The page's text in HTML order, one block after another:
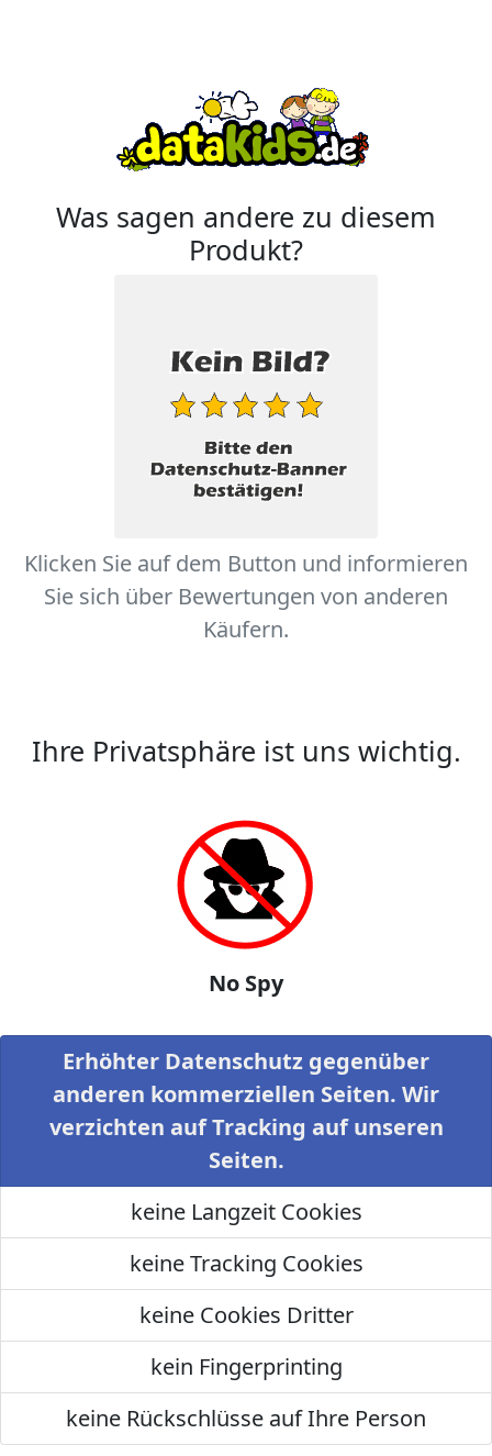
Was sagen andere zu diesem
Produkt?
Klicken Sie auf dem Button und informieren
Sie sich über Bewertungen von anderen
Käufern.
Ihre Privatsphäre ist uns wichtig.
No Spy
Erhöhter Datenschutz gegenüber
anderen kommerziellen Seiten. Wir
verzichten auf Tracking auf unseren
Seiten.
keine Langzeit Cookies
keine Tracking Cookies
keine Cookies Dritter
kein Fingerprinting
keine Rückschlüsse auf Ihre Person